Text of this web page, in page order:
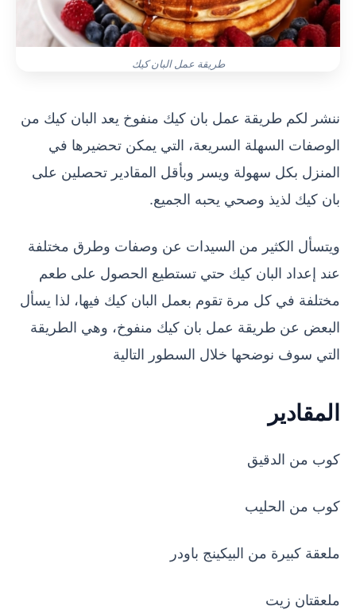
طريقة عمل البان كيك
ننشر لكم طريقة عمل بان كيك منفوخ يعد البان كيك من
الوصفات السهلة السريعة، التي يمكن تحضيرها في
المنزل بكل سهولة ويسر وبأقل المقادير تحصلين على
بان كيك لذيذ وصحي يحبه الجميع.
ويتسأل الكثير من السيدات عن وصفات وطرق مختلفة
عند إعداد البان كيك حتي تستطيع الحصول على طعم
مختلفة في كل مرة تقوم بعمل البان كيك فيها، لذا يسأل
البعض عن طريقة عمل بان كيك منفوخ، وهي الطريقة
التي سوف نوضحها خلال السطور التالية
المقادير
كوب من الدقيق
كوب من الحليب
ملعقة كبيرة من البيكينج باودر
ملعقتان زيت